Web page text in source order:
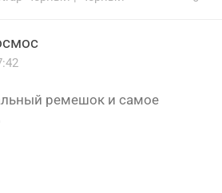
ремешок и самое